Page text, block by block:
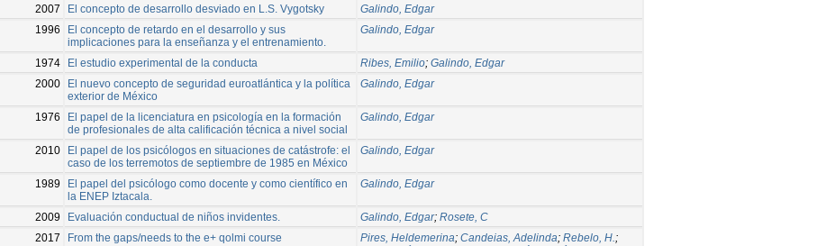
2007
El concepto de desarrollo desviado en L.S. Vygotsky
Galindo, Edgar
1996
El concepto de retardo en el desarrollo y sus
implicaciones para la enseñanza y el entrenamiento.
Galindo, Edgar
1974 El estudio experimental de la conducta Ribes, Emilio; Galindo, Edgar
2000
El nuevo concepto de seguridad euroatlántica y la política
exterior de México
Galindo, Edgar
1976
El papel de la licenciatura en psicología en la formación
de profesionales de alta calificación técnica a nivel social
Galindo, Edgar
2010
El papel de los psicólogos en situaciones de catástrofe: el
caso de los terremotos de septiembre de 1985 en México
Galindo, Edgar
1989
El papel del psicólogo como docente y como científico en
la ENEP Iztacala.
Galindo, Edgar
2009 Evaluación conductual de niños invidentes. Galindo, Edgar; Rosete, C
2017
From the gaps/needs to the e+ qolmi course Pires, Heldemerina; Candeias, Adelinda; Rebelo, H.;